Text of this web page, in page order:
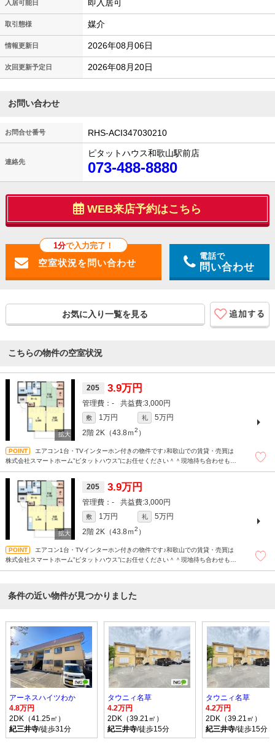
入居可能日 即入居可
取引態様 媒介
情報更新日 2026年08月06日
次回更新予定日 2026年08月20日
お問い合わせ
お問合せ番号 RHS-ACI347030210
連絡先
ピタットハウス和歌山駅前店
073-488-8880
WEB来店予約はこちら
1分で入力完了！
電話で
問い合わせ
お気に入り一覧を見る
こちらの物件の空室状況
205 3.9万円
- 3,000円
敷 1万円 礼
5万円
2階 2K（43.8ｍ2 ）
エアコン1台・TVインターホン付きの物件です♪和歌山での賃貸・売買は
株式会社スマートホーム”ピタットハウス”にお任せください＾＾現地待ち合わせもＯ
205 3.9万円
- 3,000円
敷 1万円 礼
5万円
2階 2K（43.8ｍ2 ）
エアコン1台・TVインターホン付きの物件です♪和歌山での賃貸・売買は
株式会社スマートホーム”ピタットハウス”にお任せください＾＾現地待ち合わせもＯ
条件の近い物件が見つかりました
アーネスハイツわか
4.8万円
2DK（41.25㎡）
紀三井寺/徒歩31分
タウニィ名草
4.2万円
2DK（39.21㎡）
紀三井寺/徒歩15分
タウニィ名草
4.2万円
2DK（39.21㎡）
紀三井寺/徒歩15分